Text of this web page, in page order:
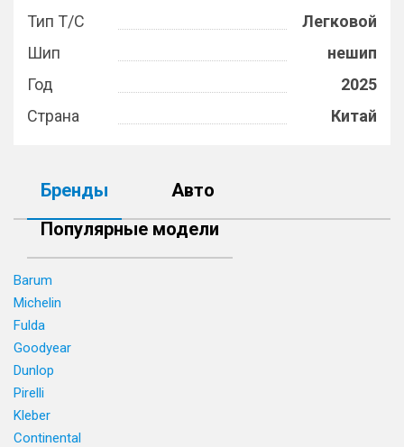
Тип Т/С
Легковой
Шип
нешип
Год
2025
Страна
Китай
Бренды
Авто
Популярные модели
Barum
Michelin
Fulda
Goodyear
Dunlop
Pirelli
Kleber
Continental